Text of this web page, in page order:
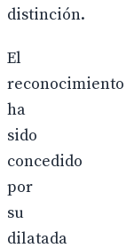
distinción.
El
reconocimiento
ha
sido
concedido
por
su
dilatada